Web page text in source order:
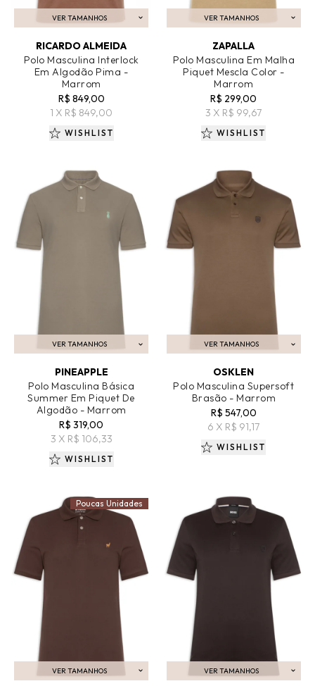
VER TAMANHOS
ADICIONAR AO CARRINHO
RICARDO ALMEIDA
Polo Masculina Interlock
Em Algodão Pima -
Marrom
R$ 849,00
1 X R$ 849,00
WISHLIST
VER TAMANHOS
ADICIONAR AO CARRINHO
ZAPALLA
Polo Masculina Em Malha
Piquet Mescla Color -
Marrom
R$ 299,00
3 X R$ 99,67
WISHLIST
VER TAMANHOS
ADICIONAR AO CARRINHO
PINEAPPLE
Polo Masculina Básica
Summer Em Piquet De
Algodão - Marrom
R$ 319,00
3 X R$ 106,33
WISHLIST
VER TAMANHOS
ADICIONAR AO CARRINHO
OSKLEN
Polo Masculina Supersoft
Brasão - Marrom
R$ 547,00
6 X R$ 91,17
WISHLIST
VER TAMANHOS
ADICIONAR AO CARRINHO
Poucas Unidades
VER TAMANHOS
ADICIONAR AO CARRINHO